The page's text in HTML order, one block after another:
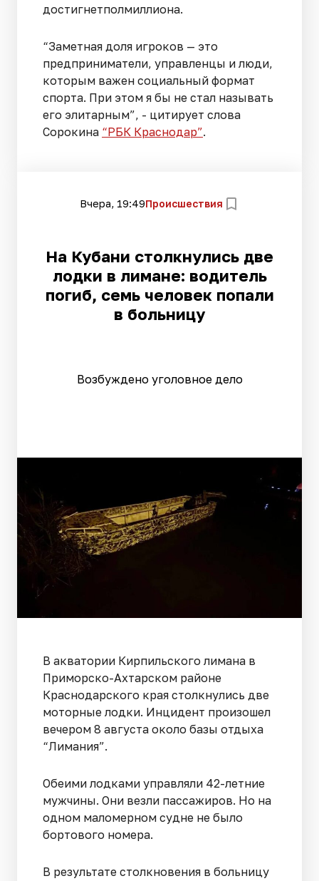
достигнетполмиллиона.
“Заметная доля игроков — это
предприниматели, управленцы и люди,
которым важен социальный формат
спорта. При этом я бы не стал называть
его элитарным”, - цитирует слова
Сорокина “РБК Краснодар”.
Вчера, 19:49Происшествия
На Кубани столкнулись две
лодки в лимане: водитель
погиб, семь человек попали
в больницу
Возбуждено уголовное дело
В акватории Кирпильского лимана в
Приморско-Ахтарском районе
Краснодарского края столкнулись две
моторные лодки. Инцидент произошел
вечером 8 августа около базы отдыха
“Лимания”.
Обеими лодками управляли 42-летние
мужчины. Они везли пассажиров. Но на
одном маломерном судне не было
бортового номера.
В результате столкновения в больницу